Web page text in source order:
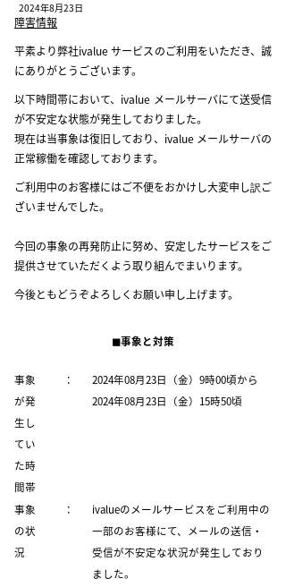
2024年8月23日
障害情報
平素より弊社ivalue サービスのご利用をいただき、誠
にありがとうございます。
以下時間帯において、ivalue メールサーバにて送受信
が不安定な状態が発生しておりました。
現在は当事象は復旧しており、ivalue メールサーバの
正常稼働を確認しております。
ご利用中のお客様にはご不便をおかけし大変申し訳ご
ざいませんでした。
今回の事象の再発防止に努め、安定したサービスをご
提供させていただくよう取り組んでまいります。
今後ともどうぞよろしくお願い申し上げます。
◼︎事象と対策
事象
が発
生し
てい
た時
間帯
：
2024年08月23日（金）9時00頃から
2024年08月23日（金）15時50頃
事象
の状
況
：
ivalueのメールサービスをご利用中の
一部のお客様にて、メールの送信・
受信が不安定な状況が発生しており
ました。